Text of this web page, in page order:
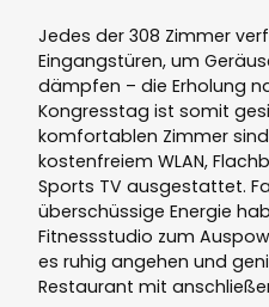
Jedes der 308 Zimmer
Eingangstüren, um
dämpfen – die Erholung
Kongresstag ist somit
komfortablen Zimmer
kostenfreiem WLAN,
Sports TV ausgestattet.
überschüssige Energie
Fitnessstudio zum
es ruhig angehen und
Restaurant mit